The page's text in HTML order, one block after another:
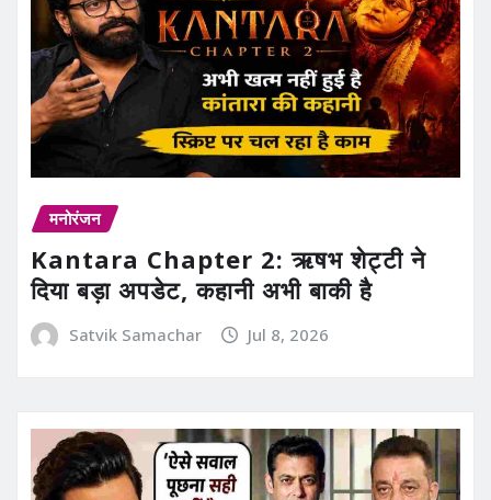
मनोरंजन
Kantara Chapter 2: ऋषभ शेट्टी ने
दिया बड़ा अपडेट, कहानी अभी बाकी है
Satvik Samachar Jul 8, 2026